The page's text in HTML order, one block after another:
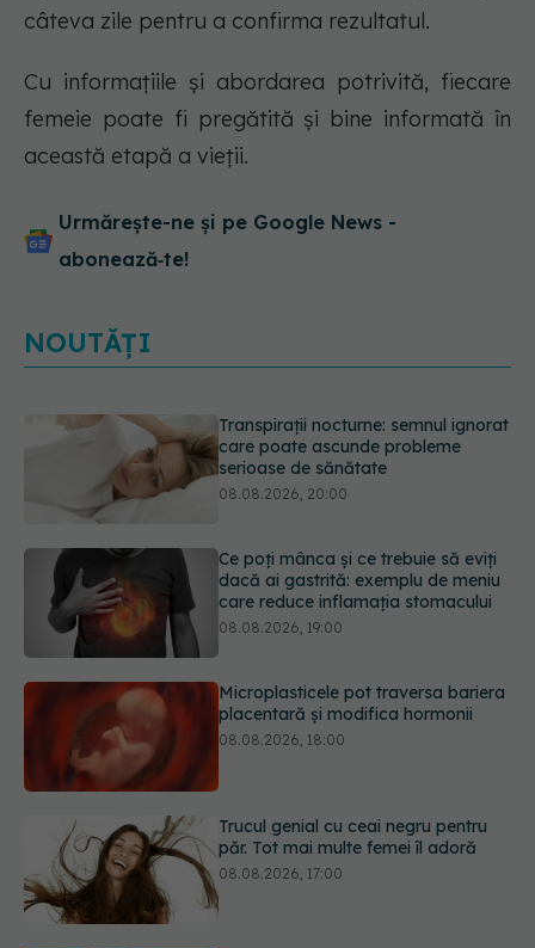
câteva zile pentru a confirma rezultatul.
Cu informațiile și abordarea potrivită, fiecare
femeie poate fi pregătită și bine informată în
această etapă a vieții.
Urmărește-ne și pe Google News -
abonează‑te!
NOUTĂȚI
Ce poți mânca și ce trebuie să eviți
dacă ai gastrită: exemplu de meniu
care reduce inflamația stomacului
08.08.2026, 19:00
Microplasticele pot traversa bariera
placentară și modifica hormonii
08.08.2026, 18:00
Trucul genial cu ceai negru pentru
păr. Tot mai multe femei îl adoră
08.08.2026, 17:00
Medicamentul folosit de peste 60 de
ani care acționează într-un loc
neașteptat